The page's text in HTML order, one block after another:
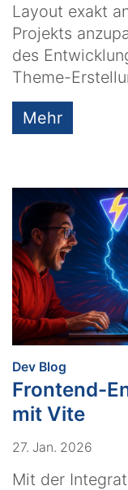
Layout exakt
Projekts
des
Theme-
Mehr
Dev Blog
Frontend-
mit Vite
27. Jan. 2026
Mit der